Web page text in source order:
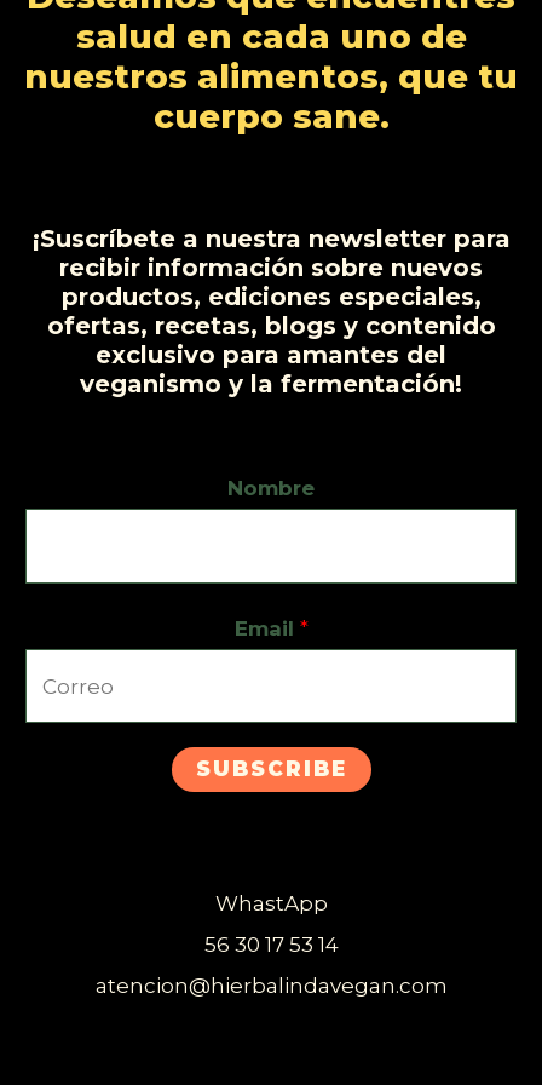
o
s
t
o
s
c
t
o
salud en cada uno de
nuestros alimentos, que tu
cuerpo sane.
¡Suscríbete a nuestra newsletter para
recibir información sobre nuevos
productos, ediciones especiales,
ofertas, recetas, blogs y contenido
exclusivo para amantes del
veganismo y la fermentación!
Nombre
Email *
SUBSCRIBE
WhastApp
56 30 17 53 14
atencion@hierbalindavegan.com